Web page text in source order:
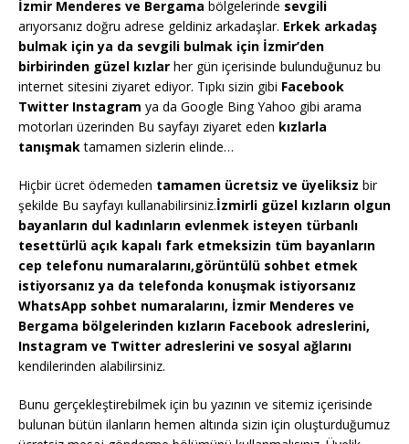
İzmir Menderes ve Bergama bölgelerinde sevgili
arıyorsanız doğru adrese geldiniz arkadaşlar. Erkek arkadaş
bulmak için ya da sevgili bulmak için İzmir’den
birbirinden güzel kızlar her gün içerisinde bulunduğunuz bu
internet sitesini ziyaret ediyor. Tıpkı sizin gibi Facebook
Twitter Instagram ya da Google Bing Yahoo gibi arama
motorları üzerinden Bu sayfayı ziyaret eden kızlarla
tanışmaktamamen sizlerin elinde…
Hiçbir ücret ödemeden tamamen ücretsiz ve üyeliksiz bir
şekilde Bu sayfayı kullanabilirsiniz.İzmirli güzel kızların olgun
bayanların dul kadınların evlenmek isteyen türbanlı
tesettürlü açık kapalı fark etmeksizin tüm bayanların
cep telefonu numaralarını,görüntülü sohbet etmek
istiyorsanız ya da telefonda konuşmak istiyorsanız
WhatsApp sohbet numaralarını, İzmir Menderes ve
Bergama bölgelerinden kızların Facebook adreslerini,
Instagram ve Twitter adreslerini ve sosyal ağlarını
kendilerinden alabilirsiniz.
Bunu gerçekleştirebilmek için bu yazının ve sitemiz içerisinde
bulunan bütün ilanların hemen altında sizin için oluşturduğumuz